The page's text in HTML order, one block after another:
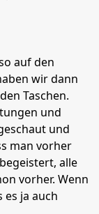
auf den
wir dann
Taschen.
und
und
man vorher
alle
vorher. Wenn
ja auch